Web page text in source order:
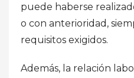
puede haberse
o con anterioridad,
requisitos exigidos.
Además, la relación